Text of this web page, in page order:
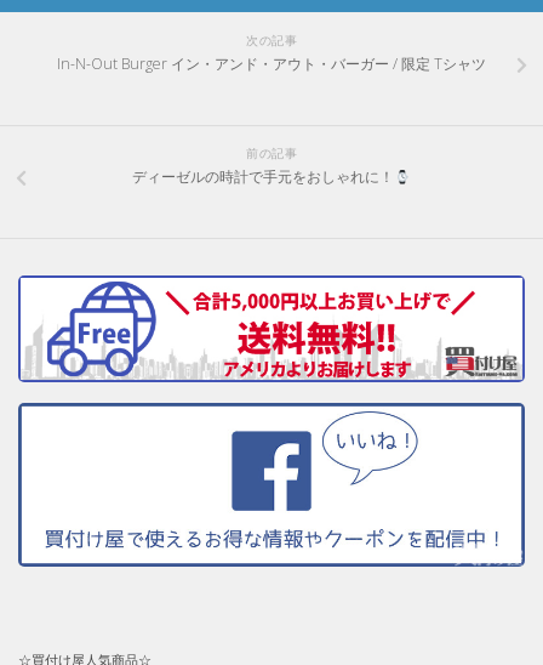
次の記事
In-N-Out Burger イン・アンド・アウト・バーガー / 限定 Tシャツ
前の記事
ディーゼルの時計で手元をおしゃれに！
☆買付け屋人気商品☆